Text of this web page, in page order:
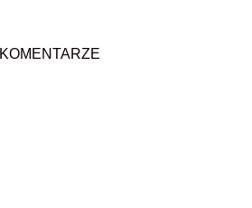
KOMENTARZE